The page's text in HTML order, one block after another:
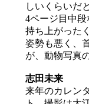
しいくらいだ
4ページ目中
持ち上がった
姿勢も悪く、
が、動物写真
志田未来
来年のカレン